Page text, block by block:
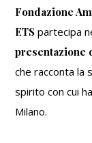
Fondazione
ETS partecipa
presentazione
che racconta la
spirito con cui
Milano.